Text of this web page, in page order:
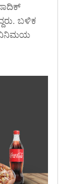
ಬಳಿಕ
ವಿನಿಮಯ